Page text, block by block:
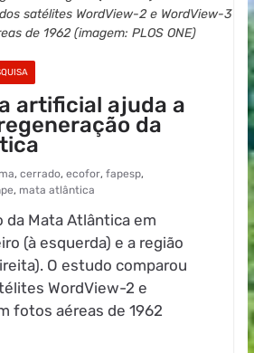
satélites WordView-2 e WordView-3
de 1962 (imagem: PLOS ONE)
artificial ajuda a
da
, cerrado, ecofor, fapesp,
, mata atlântica
da Mata Atlântica em
(à esquerda) e a região
O estudo comparou
WordView-2 e
fotos aéreas de 1962